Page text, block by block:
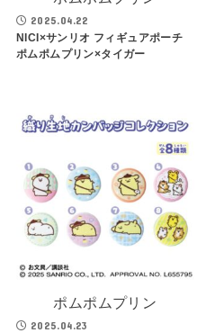
2025.04.22
NICI×サンリオ フィギュアポーチ
ポムポムプリン×タイガー
ポムポムプリン
2025.04.23